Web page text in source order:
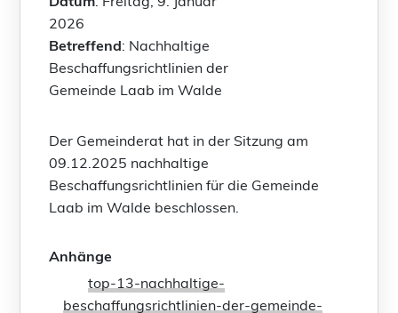
2026
Betreffend: Nachhaltige
Beschaffungsrichtlinien der
Gemeinde Laab im Walde
Der Gemeinderat hat in der Sitzung am
09.12.2025 nachhaltige
Beschaffungsrichtlinien für die Gemeinde
Laab im Walde beschlossen.
Anhänge
top-13-nachhaltige-
beschaffungsrichtlinien-der-gemeinde-